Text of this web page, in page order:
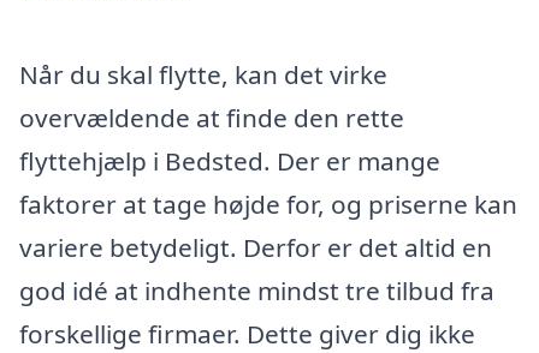
Når du skal flytte, kan det virke
overvældende at finde den rette
flyttehjælp i Bedsted. Der er mange
faktorer at tage højde for, og priserne kan
variere betydeligt. Derfor er det altid en
god idé at indhente mindst tre tilbud fra
forskellige firmaer. Dette giver dig ikke